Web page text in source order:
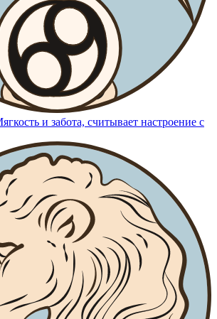
и забота, считывает настроение с